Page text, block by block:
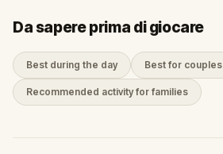
Da sapere prima di giocare
Best during the day Best for couples
Recommended activity for families